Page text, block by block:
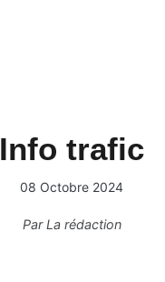
Info trafic
08 Octobre 2024
ParLa rédaction